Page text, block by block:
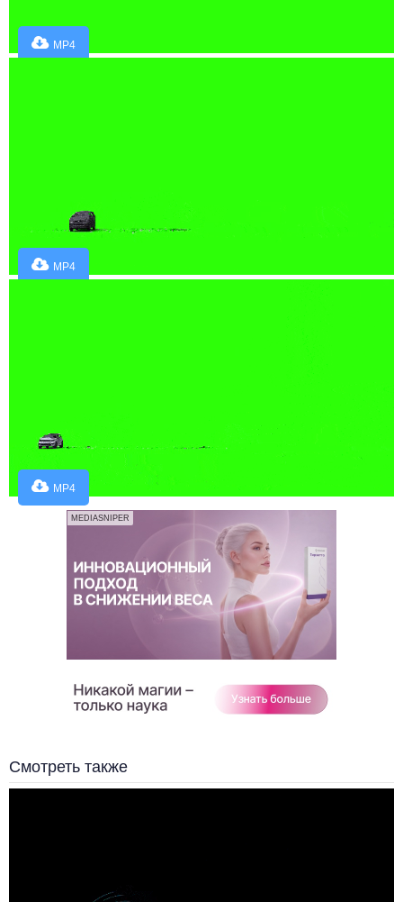
MP4
MP4
MP4
MEDIASNIPER
Смотреть также